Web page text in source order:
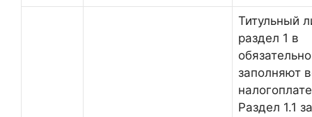
Титульный
раздел 1 в
заполняют
Раздел 1.1